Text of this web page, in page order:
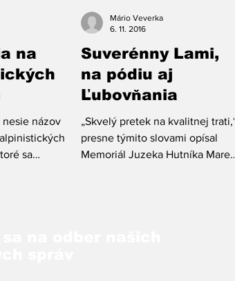
na
nesie názov
sa
Suverénny Lami,
na pódiu aj
Ľubovňania
„Skvelý pretek na kvalitnej trati,“
presne týmito slovami opísal
Memoriál Juzeka Hutníka Marek
Mário Veverka
6. 11. 2016